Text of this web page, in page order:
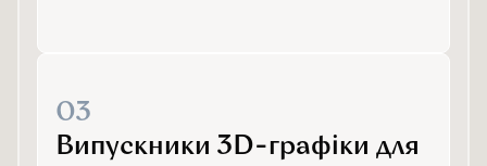
03
Випускники 3D-графіки для